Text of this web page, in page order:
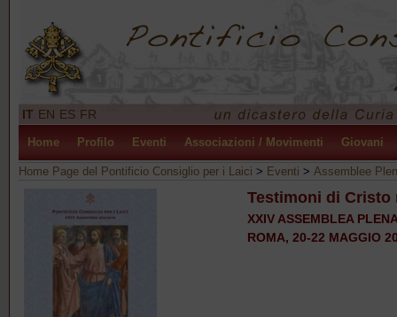
IT EN ES FR
Home Profilo Eventi Associazioni / Movimenti Giovani
Home Page del Pontificio Consiglio per i Laici > Eventi > Assemblee
Testimoni di
XXIV ASSEMBLEA
ROMA, 20-22 MAGGIO